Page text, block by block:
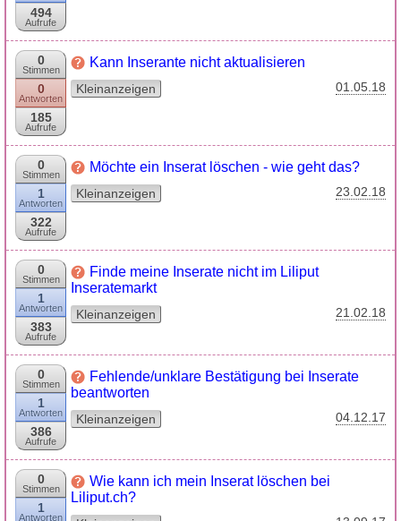
494
Aufrufe
0
Stimmen
0
Antworten
185
Aufrufe
Kann Inserante nicht aktualisieren
Kleinanzeigen 01.05.18
0
Stimmen
1
Antworten
322
Aufrufe
Möchte ein Inserat löschen - wie geht das?
Kleinanzeigen 23.02.18
0
Stimmen
1
Antworten
383
Aufrufe
Finde meine Inserate nicht im Liliput
Inseratemarkt
Kleinanzeigen 21.02.18
0
Stimmen
1
Antworten
386
Aufrufe
Fehlende/unklare Bestätigung bei Inserate
beantworten
Kleinanzeigen 04.12.17
0
Stimmen
1
Antworten
Wie kann ich mein Inserat löschen bei
Liliput.ch?